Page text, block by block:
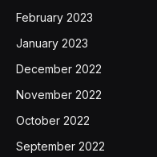
February 2023
January 2023
December 2022
November 2022
October 2022
September 2022